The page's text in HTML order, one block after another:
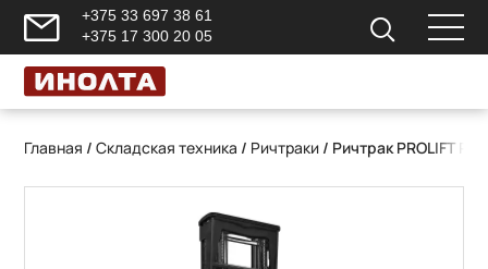
+375 33 697 38 61
+375 17 300 20 05
Главная /Складская техника / Ричтраки / Ричтрак PROLIFT